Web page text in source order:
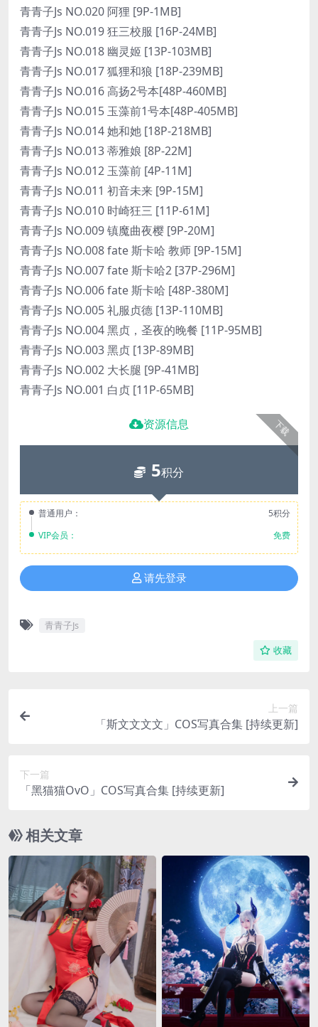
青青子Js NO.020 阿狸 [9P-1MB]
青青子Js NO.019 狂三校服 [16P-24MB]
青青子Js NO.018 幽灵姬 [13P-103MB]
青青子Js NO.017 狐狸和狼 [18P-239MB]
青青子Js NO.016 高扬2号本[48P-460MB]
青青子Js NO.015 玉藻前1号本[48P-405MB]
青青子Js NO.014 她和她 [18P-218MB]
青青子Js NO.013 蒂雅娘 [8P-22M]
青青子Js NO.012 玉藻前 [4P-11M]
青青子Js NO.011 初音未来 [9P-15M]
青青子Js NO.010 时崎狂三 [11P-61M]
青青子Js NO.009 镇魔曲夜樱 [9P-20M]
青青子Js NO.008 fate 斯卡哈 教师 [9P-15M]
青青子Js NO.007 fate 斯卡哈2 [37P-296M]
青青子Js NO.006 fate 斯卡哈 [48P-380M]
青青子Js NO.005 礼服贞德 [13P-110MB]
青青子Js NO.004 黑贞，圣夜的晚餐 [11P-95MB]
青青子Js NO.003 黑贞 [13P-89MB]
青青子Js NO.002 大长腿 [9P-41MB]
青青子Js NO.001 白贞 [11P-65MB]
下载
资源信息
5积分
普通用户：
5积分
VIP会员：
免费
请先登录
青青子Js
收藏
上一篇
「斯文文文文」COS写真合集 [持续更新]
下一篇
「黑猫猫OvO」COS写真合集 [持续更新]
相关文章